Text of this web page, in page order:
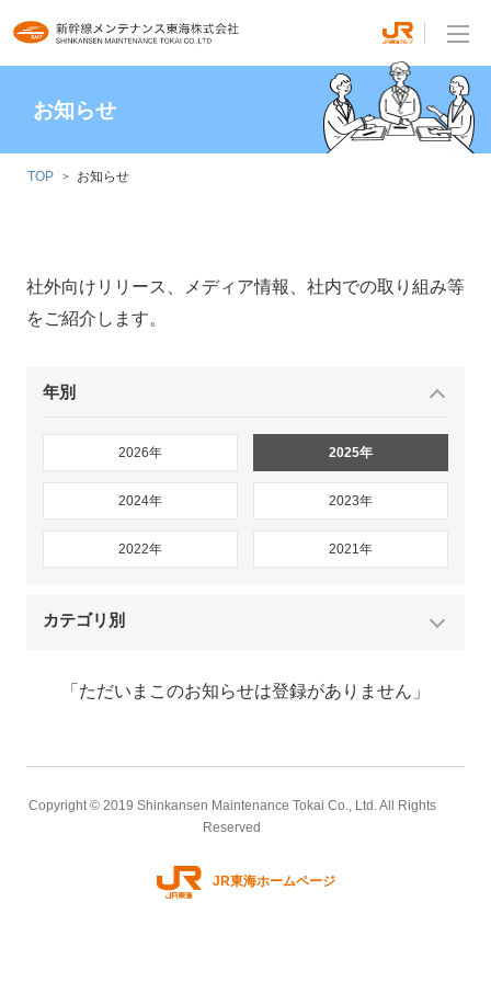
お知らせ
TOP お知らせ
社外向けリリース、メディア情報、社内での取り組み等
をご紹介します。
年別
2026年 2025年
2024年 2023年
2022年 2021年
カテゴリ別
「ただいまこのお知らせは登録がありません」
Copyright © 2019 Shinkansen Maintenance Tokai Co., Ltd. All Rights
Reserved
JR東海ホームページ